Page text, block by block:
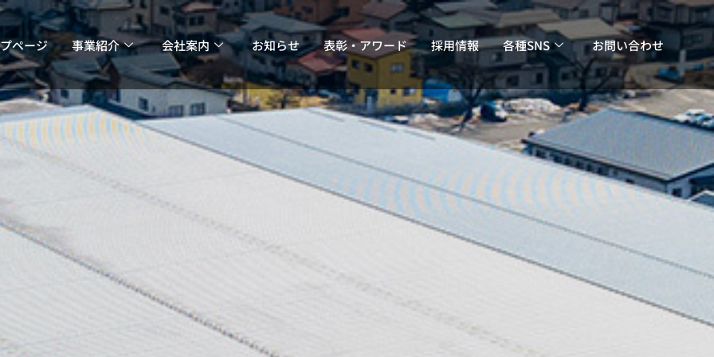
ページ 事業紹介 会社案内 お知らせ 表彰・アワード 採用情報 各種SNS お問い合わせ